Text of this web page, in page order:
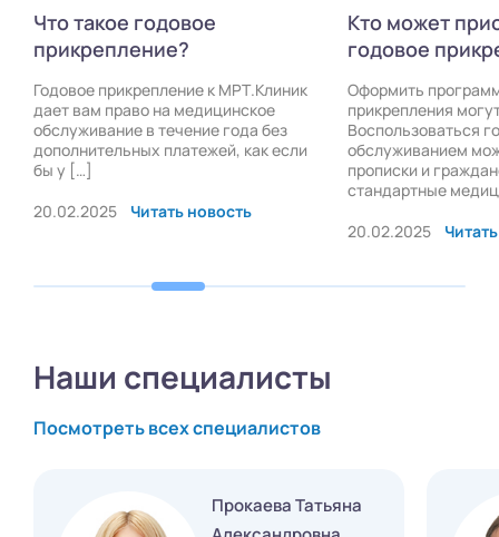
Что такое годовое
прикрепление?
Годовое прикрепление к МРТ.Клиник
дает вам право на медицинское
обслуживание в течение года без
дополнительных платежей, как если
бы у […]
20.02.2025
Читать новость
Кто может
годовое
Оформить
прикрепления
Воспользоваться
обслуживанием
прописки и
стандартные
20.02.2025
Наши специалисты
Посмотреть всех специалистов
Прокаева Татьяна